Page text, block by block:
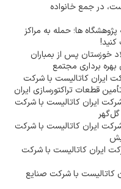
در جمع خانواده
ها؛ حمله به مراکز
کنید!
خوزستان پس از بمباران
برداری مجتمع
ایران کاتالیست با شرکت
قطعات تراکتورسازی ایران
ایران کاتالیست با شرکت
ایران کاتالیست با شرکت
ایران کاتالیست با شرکت
کاتالیست با شرکت صنایع